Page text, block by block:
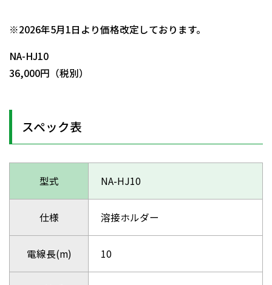
※2026年5月1日より価格改定しております。
NA-HJ10
36,000円（税別）
スペック表
型式 NA-HJ10
仕様 溶接ホルダー
電線長(m) 10